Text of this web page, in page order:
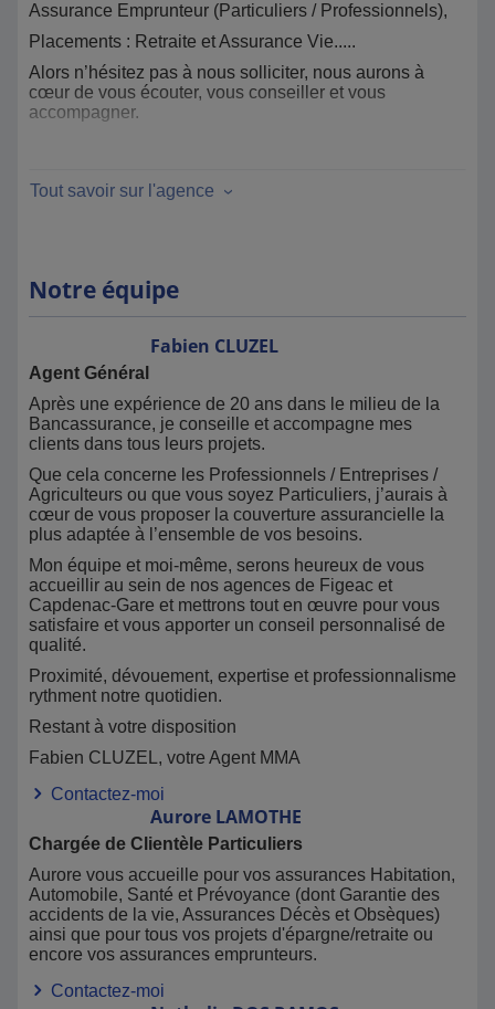
Assurance Emprunteur (Particuliers / Professionnels),
Placements : Retraite et Assurance Vie.....
Alors n’hésitez pas à nous solliciter, nous aurons à
cœur de vous écouter, vous conseiller et vous
accompagner.
Votre agence MMA : 05 65 34 53 21 -
Tout savoir sur l'agence
Notre équipe
Fabien CLUZEL
Agent Général
Après une expérience de 20 ans dans le milieu de la
Bancassurance, je conseille et accompagne mes
clients dans tous leurs projets.
Que cela concerne les Professionnels / Entreprises /
Agriculteurs ou que vous soyez Particuliers, j’aurais à
cœur de vous proposer la couverture assurancielle la
plus adaptée à l’ensemble de vos besoins.
Mon équipe et moi-même, serons heureux de vous
accueillir au sein de nos agences de Figeac et
Capdenac-Gare et mettrons tout en œuvre pour vous
satisfaire et vous apporter un conseil personnalisé de
qualité.
Proximité, dévouement, expertise et professionnalisme
rythment notre quotidien.
Restant à votre disposition
Fabien CLUZEL, votre Agent MMA
Contactez-moi
Aurore LAMOTHE
Chargée de Clientèle Particuliers
Aurore vous accueille pour vos assurances Habitation,
Automobile, Santé et Prévoyance (dont Garantie des
accidents de la vie, Assurances Décès et Obsèques)
ainsi que pour tous vos projets d'épargne/retraite ou
encore vos assurances emprunteurs.
Contactez-moi